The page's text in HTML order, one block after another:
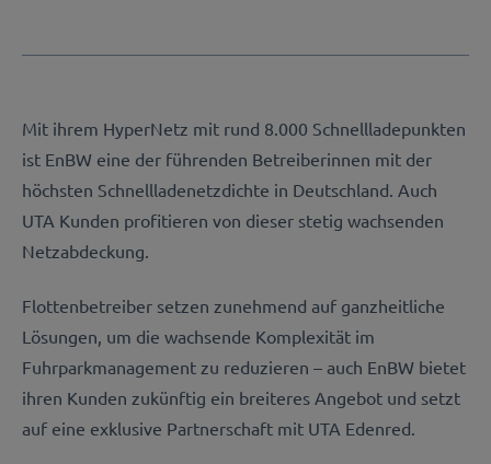
Mit ihrem HyperNetz mit rund 8.000 Schnellladepunkten
ist EnBW eine der führenden Betreiberinnen mit der
höchsten Schnellladenetzdichte in Deutschland. Auch
UTA Kunden profitieren von dieser stetig wachsenden
Netzabdeckung.
Flottenbetreiber setzen zunehmend auf ganzheitliche
Lösungen, um die wachsende Komplexität im
Fuhrparkmanagement zu reduzieren – auch EnBW bietet
ihren Kunden zukünftig ein breiteres Angebot und setzt
auf eine exklusive Partnerschaft mit UTA Edenred.